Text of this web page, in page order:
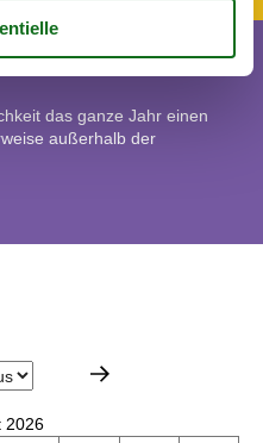
das ganze Jahr einen
außerhalb der
2026